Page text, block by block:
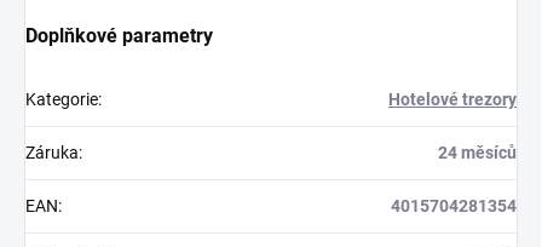
Doplňkové parametry
Kategorie: Hotelové trezory
Záruka: 24 měsíců
EAN: 4015704281354